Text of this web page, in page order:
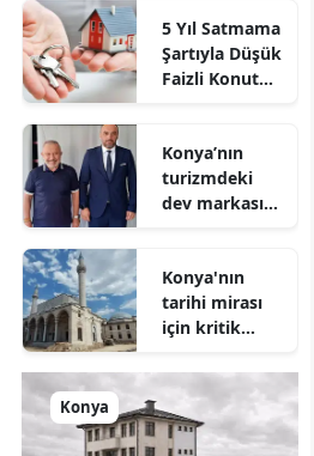
5 Yıl Satmama
Şartıyla Düşük
Faizli Konut
Konya’nın
turizmdeki
dev markası
de zirveye
oynuyor
Konya'nın
tarihi mirası
için kritik
durum
açıklandı
Konya